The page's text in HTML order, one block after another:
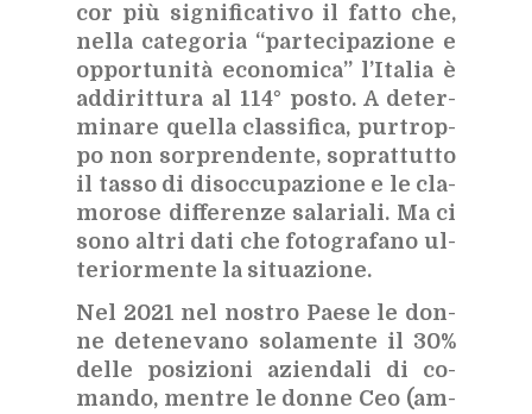
cor più si­gni­fi­ca­ti­vo il fat­to che,
nel­la ca­te­go­ria “par­te­ci­pa­zio­ne e
op­por­tu­ni­tà eco­no­mi­ca” l’I­ta­lia è
ad­di­rit­tu­ra al 114° po­sto. A de­ter­
mi­na­re quel­la clas­si­fi­ca, pur­trop­
po non sor­pren­den­te, so­prat­tut­to
il tas­so di di­soc­cu­pa­zio­ne e le cla­
mo­ro­se dif­fe­ren­ze sa­la­ria­li. Ma ci
sono al­tri dati che fo­to­gra­fa­no ul­
te­rior­men­te la si­tua­zio­ne.
Nel 2021 nel no­stro Pae­se le don­
ne de­te­ne­va­no so­la­men­te il 30%
del­le po­si­zio­ni azien­da­li di co­
man­do, men­tre le don­ne Ceo (am­